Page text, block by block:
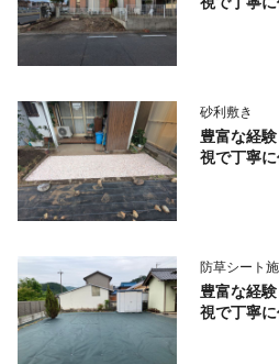
砂利敷き
豊富な経
視で丁寧
防草シート
豊富な経
視で丁寧